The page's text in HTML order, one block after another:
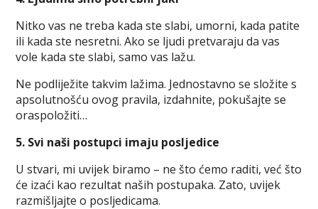
Nitko vas ne treba kada ste slabi, umorni, kada patite
ili kada ste nesretni. Ako se ljudi pretvaraju da vas
vole kada ste slabi, samo vas lažu.
Ne podliježite takvim lažima. Jednostavno se složite s
apsolutnošću ovog pravila, izdahnite, pokušajte se
oraspoložiti…
5. Svi naši postupci imaju posljedice
U stvari, mi uvijek biramo – ne što ćemo raditi, već što
će izaći kao rezultat naših postupaka. Zato, uvijek
razmišljajte o posljedicama.